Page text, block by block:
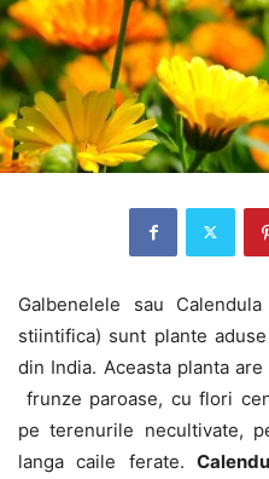
Galbenelele sau
stiintifica) sunt plante
din India. Aceasta planta
frunze paroase, cu flori
pe terenurile necultivate,
langa caile ferate.